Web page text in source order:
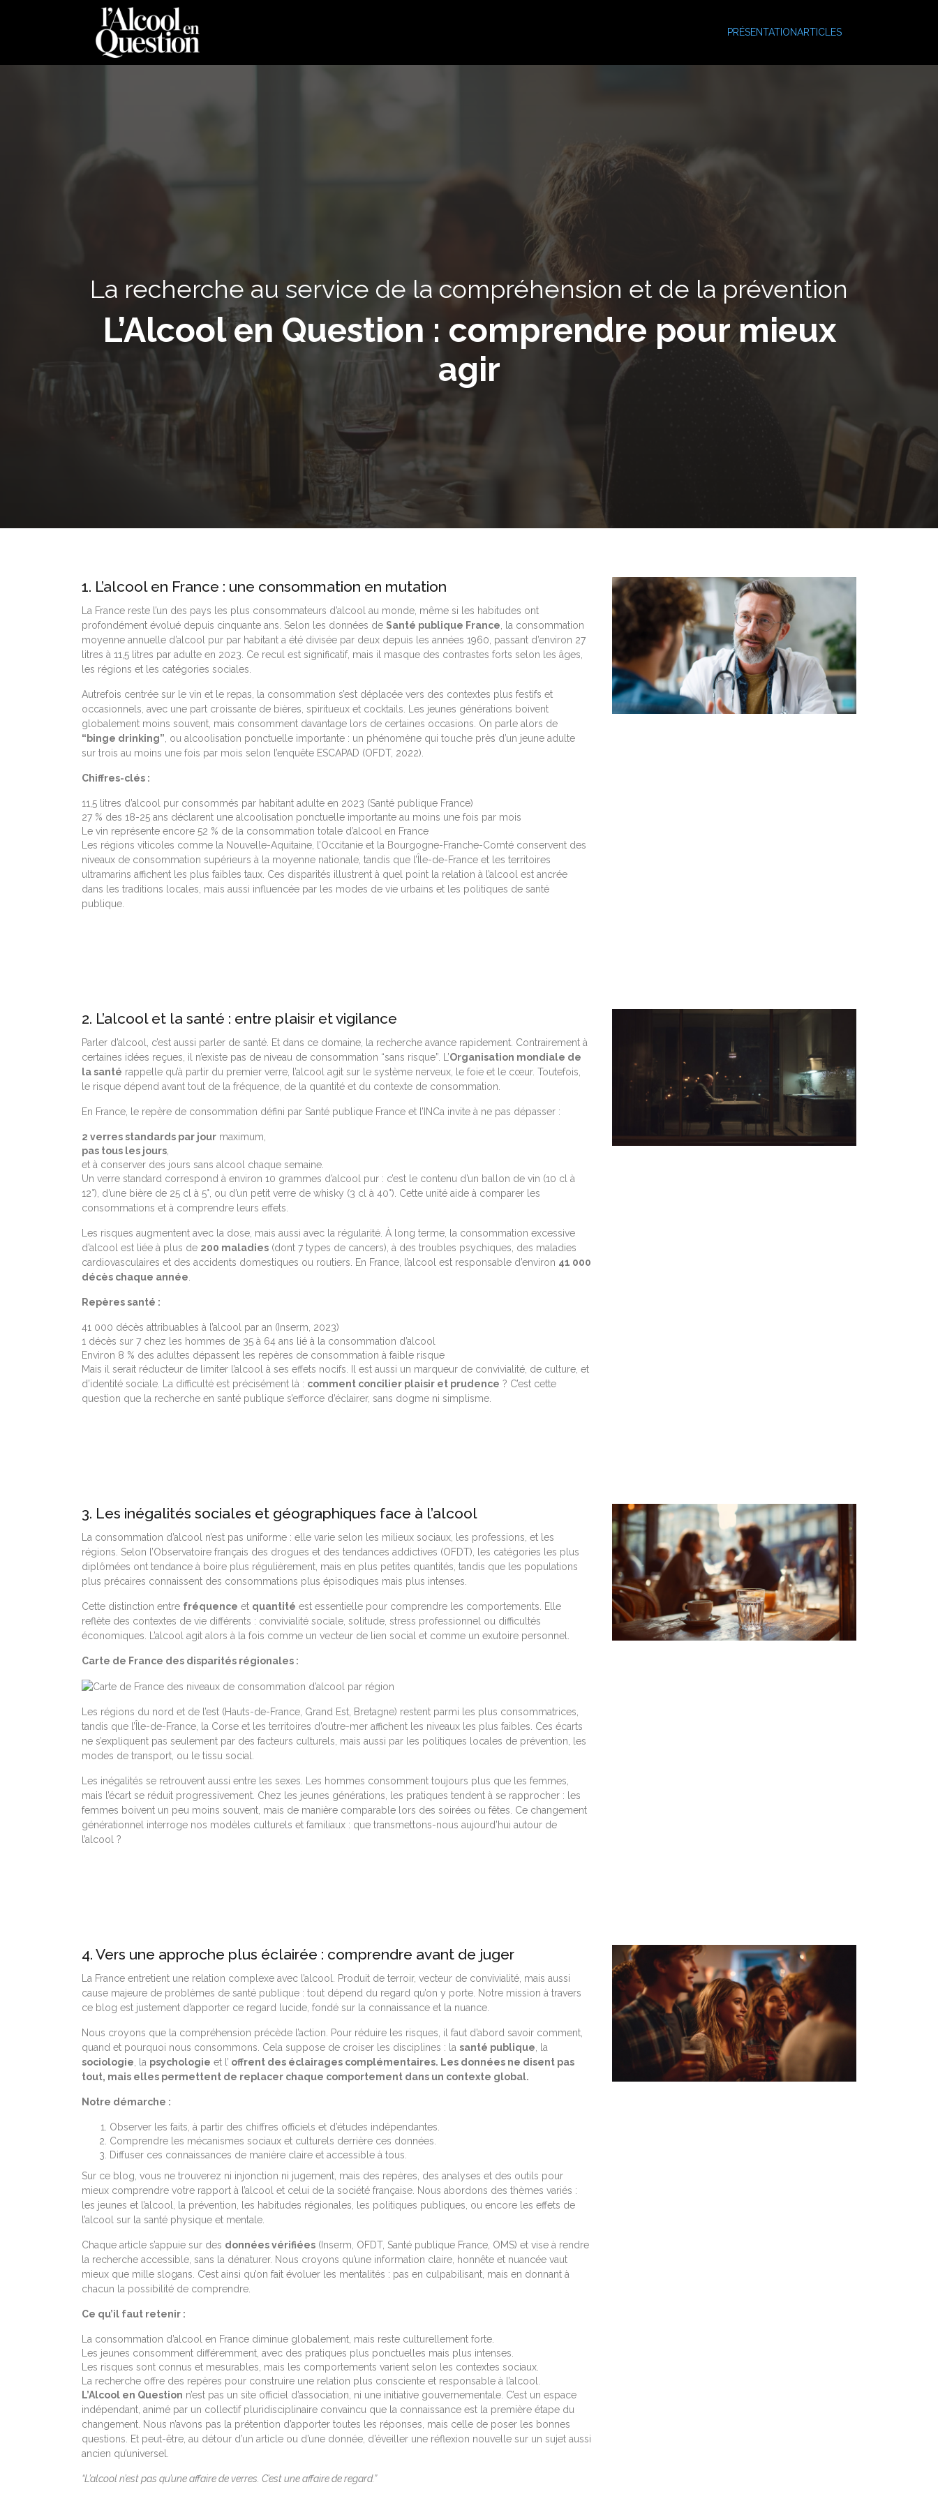
PRÉSENTATIONARTICLES
La recherche au service de la compréhension et de la prévention
L’Alcool en Question : comprendre pour mieux
agir
1. L’alcool en France : une consommation en mutation
La France reste l’un des pays les plus consommateurs d’alcool au monde, même si les habitudes ont
profondément évolué depuis cinquante ans. Selon les données de Santé publique France , la consommation
moyenne annuelle d’alcool pur par habitant a été divisée par deux depuis les années 1960, passant d’environ 27
litres à 11,5 litres par adulte en 2023. Ce recul est significatif, mais il masque des contrastes forts selon les âges,
les régions et les catégories sociales.
Autrefois centrée sur le vin et le repas, la consommation s’est déplacée vers des contextes plus festifs et
occasionnels, avec une part croissante de bières, spiritueux et cocktails. Les jeunes générations boivent
globalement moins souvent, mais consomment davantage lors de certaines occasions. On parle alors de
“binge drinking” , ou alcoolisation ponctuelle importante : un phénomène qui touche près d’un jeune adulte
sur trois au moins une fois par mois selon l’enquête ESCAPAD (OFDT, 2022).
Chiffres-clés :
11,5 litres d’alcool pur consommés par habitant adulte en 2023 (Santé publique France)
27 % des 18-25 ans déclarent une alcoolisation ponctuelle importante au moins une fois par mois
Le vin représente encore 52 % de la consommation totale d’alcool en France
Les régions viticoles comme la Nouvelle-Aquitaine, l’Occitanie et la Bourgogne-Franche-Comté conservent des
niveaux de consommation supérieurs à la moyenne nationale, tandis que l’Île-de-France et les territoires
ultramarins affichent les plus faibles taux. Ces disparités illustrent à quel point la relation à l’alcool est ancrée
dans les traditions locales, mais aussi influencée par les modes de vie urbains et les politiques de santé
publique.
2. L’alcool et la santé : entre plaisir et vigilance
Parler d’alcool, c’est aussi parler de santé. Et dans ce domaine, la recherche avance rapidement. Contrairement à
certaines idées reçues, il n’existe pas de niveau de consommation “sans risque”. L’Organisation mondiale de
la santé rappelle qu’à partir du premier verre, l’alcool agit sur le système nerveux, le foie et le cœur. Toutefois,
le risque dépend avant tout de la fréquence, de la quantité et du contexte de consommation.
En France, le repère de consommation défini par Santé publique France et l’INCa invite à ne pas dépasser :
2 verres standards par jour maximum,
pas tous les jours
et à conserver des jours sans alcool chaque semaine.
Un verre standard correspond à environ 10 grammes d’alcool pur : c’est le contenu d’un ballon de vin (10 cl à
12°), d’une bière de 25 cl à 5°, ou d’un petit verre de whisky (3 cl à 40°). Cette unité aide à comparer les
consommations et à comprendre leurs effets.
Les risques augmentent avec la dose, mais aussi avec la régularité. À long terme, la consommation excessive
d’alcool est liée à plus de 200 maladies (dont 7 types de cancers), à des troubles psychiques, des maladies
cardiovasculaires et des accidents domestiques ou routiers. En France, l’alcool est responsable d’environ 41 000
décès chaque année
Repères santé :
41 000 décès attribuables à l’alcool par an (Inserm, 2023)
1 décès sur 7 chez les hommes de 35 à 64 ans lié à la consommation d’alcool
Environ 8 % des adultes dépassent les repères de consommation à faible risque
Mais il serait réducteur de limiter l’alcool à ses effets nocifs. Il est aussi un marqueur de convivialité, de culture, et
d’identité sociale. La difficulté est précisément là : comment concilier plaisir et prudence ? C’est cette
question que la recherche en santé publique s’efforce d’éclairer, sans dogme ni simplisme.
3. Les inégalités sociales et géographiques face à l’alcool
La consommation d’alcool n’est pas uniforme : elle varie selon les milieux sociaux, les professions, et les
régions. Selon l’Observatoire français des drogues et des tendances addictives (OFDT), les catégories les plus
diplômées ont tendance à boire plus régulièrement, mais en plus petites quantités, tandis que les populations
plus précaires connaissent des consommations plus épisodiques mais plus intenses.
Cette distinction entre fréquence et quantité est essentielle pour comprendre les comportements. Elle
reflète des contextes de vie différents : convivialité sociale, solitude, stress professionnel ou difficultés
économiques. L’alcool agit alors à la fois comme un vecteur de lien social et comme un exutoire personnel.
Carte de France des disparités régionales :
Les régions du nord et de l’est (Hauts-de-France, Grand Est, Bretagne) restent parmi les plus consommatrices,
tandis que l’Île-de-France, la Corse et les territoires d’outre-mer affichent les niveaux les plus faibles. Ces écarts
ne s’expliquent pas seulement par des facteurs culturels, mais aussi par les politiques locales de prévention, les
modes de transport, ou le tissu social.
Les inégalités se retrouvent aussi entre les sexes. Les hommes consomment toujours plus que les femmes,
mais l’écart se réduit progressivement. Chez les jeunes générations, les pratiques tendent à se rapprocher : les
femmes boivent un peu moins souvent, mais de manière comparable lors des soirées ou fêtes. Ce changement
générationnel interroge nos modèles culturels et familiaux : que transmettons-nous aujourd’hui autour de
l’alcool ?
4. Vers une approche plus éclairée : comprendre avant de juger
La France entretient une relation complexe avec l’alcool. Produit de terroir, vecteur de convivialité, mais aussi
cause majeure de problèmes de santé publique : tout dépend du regard qu’on y porte. Notre mission à travers
ce blog est justement d’apporter ce regard lucide, fondé sur la connaissance et la nuance.
Nous croyons que la compréhension précède l’action. Pour réduire les risques, il faut d’abord savoir comment,
quand et pourquoi nous consommons. Cela suppose de croiser les disciplines : la santé publique , la
sociologie , la psychologie et l’ offrent des éclairages complémentaires. Les données ne disent pas
tout, mais elles permettent de replacer chaque comportement dans un contexte global.
Notre démarche :
Observer les faits, à partir des chiffres officiels et d’études indépendantes.
Comprendre les mécanismes sociaux et culturels derrière ces données.
Diffuser ces connaissances de manière claire et accessible à tous.
Sur ce blog, vous ne trouverez ni injonction ni jugement, mais des repères, des analyses et des outils pour
mieux comprendre votre rapport à l’alcool et celui de la société française. Nous abordons des thèmes variés :
les jeunes et l’alcool, la prévention, les habitudes régionales, les politiques publiques, ou encore les effets de
l’alcool sur la santé physique et mentale.
Chaque article s’appuie sur des données vérifiées (Inserm, OFDT, Santé publique France, OMS) et vise à rendre
la recherche accessible, sans la dénaturer. Nous croyons qu’une information claire, honnête et nuancée vaut
mieux que mille slogans. C’est ainsi qu’on fait évoluer les mentalités : pas en culpabilisant, mais en donnant à
chacun la possibilité de comprendre.
Ce qu’il faut retenir :
La consommation d’alcool en France diminue globalement, mais reste culturellement forte.
Les jeunes consomment différemment, avec des pratiques plus ponctuelles mais plus intenses.
Les risques sont connus et mesurables, mais les comportements varient selon les contextes sociaux.
La recherche offre des repères pour construire une relation plus consciente et responsable à l’alcool.
L’Alcool en Question n’est pas un site officiel d’association, ni une initiative gouvernementale. C’est un espace
indépendant, animé par un collectif pluridisciplinaire convaincu que la connaissance est la première étape du
changement. Nous n’avons pas la prétention d’apporter toutes les réponses, mais celle de poser les bonnes
questions. Et peut-être, au détour d’un article ou d’une donnée, d’éveiller une réflexion nouvelle sur un sujet aussi
ancien qu’universel.
“L’alcool n’est pas qu’une affaire de verres. C’est une affaire de regard.”